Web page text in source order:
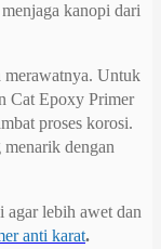
kanopi dari
merawatnya. Untuk
Cat Epoxy Primer
proses korosi.
dengan
agar lebih awet dan
anti karat.